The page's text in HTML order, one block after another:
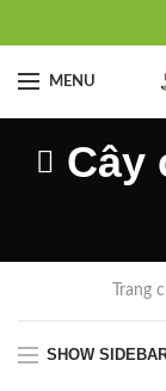
MENU
Cây
Trang
SHOW